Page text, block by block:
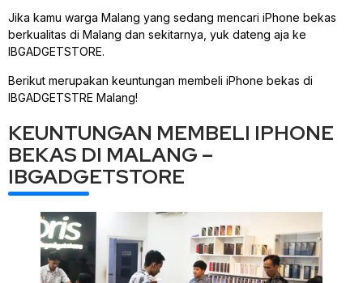
Jika kamu warga Malang yang sedang mencari iPhone bekas
berkualitas di Malang dan sekitarnya, yuk dateng aja ke
IBGADGETSTORE.
Berikut merupakan keuntungan membeli iPhone bekas di
IBGADGETSTRE Malang!
KEUNTUNGAN MEMBELI IPHONE
BEKAS DI MALANG –
IBGADGETSTORE